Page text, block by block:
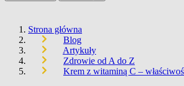
Strona główna
Blog
Artykuły
Zdrowie od A do Z
Krem z witaminą C –